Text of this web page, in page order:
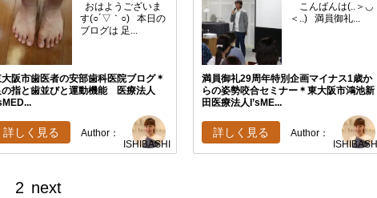
おはようございま
す(○´▽｀○) 本日の
ブログは 足...
阪市歯医者の安部歯科医院ブログ＊
の指と歯並びと運動機能 医療法人
Author：
ISHIBASHI
詳しく見る
こんばんは(..＞◡
＜..) 満員御礼...
満員御礼29周年特別企画マイナス1歳か
らの姿勢咬合セミナー＊東大阪市鴻池新
田医療法人I’sME...
Author：
ISHIBASHI
詳しく見る
2 next